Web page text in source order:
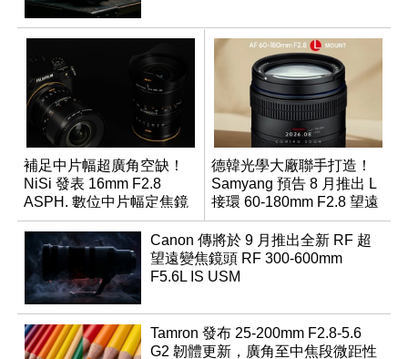
補足中片幅超廣角空缺！
NiSi 發表 16mm F2.8
ASPH. 數位中片幅定焦鏡
德韓光學大廠聯手打造！
Samyang 預告 8 月推出 L
接環 60-180mm F2.8 望遠
變焦鏡
Canon 傳將於 9 月推出全新 RF 超
望遠變焦鏡頭 RF 300-600mm
F5.6L IS USM
Tamron 發布 25-200mm F2.8-5.6
G2 韌體更新，廣角至中焦段微距性